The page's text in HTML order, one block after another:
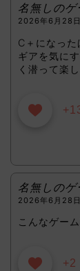
名無しのゲ
2026年6月28
C＋になっ
ギアを気に
く潜って楽
名無しのゲ
2026年6月28
こんなゲー
+2